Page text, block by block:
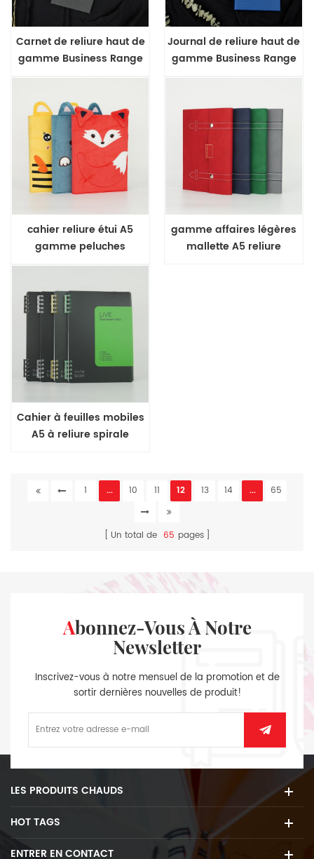
Carnet de reliure haut de
gamme Business Range
A5
Journal de reliure haut de
gamme Business Range
cahier reliure étui A5
gamme peluches
gamme affaires légères
mallette A5 reliure
Cahier à feuilles mobiles
A5 à reliure spirale
1 ... 10 11 12 13 14 ... 65
Un total de 65 pages
Abonnez-Vous À Notre
Newsletter
Inscrivez-vous à notre mensuel de la promotion et de
sortir dernières nouvelles de produit!
LES PRODUITS CHAUDS
HOT TAGS
ENTRER EN CONTACT